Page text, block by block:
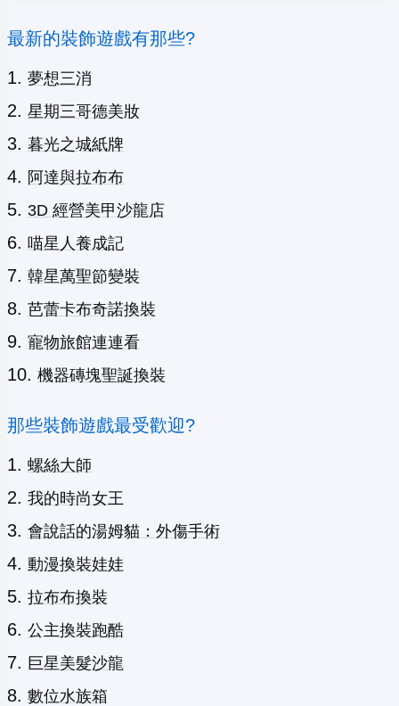
最新的裝飾遊戲有那些?
夢想三消
星期三哥德美妝
暮光之城紙牌
阿達與拉布布
3D 經營美甲沙龍店
喵星人養成記
韓星萬聖節變裝
芭蕾卡布奇諾換裝
寵物旅館連連看
機器磚塊聖誕換裝
那些裝飾遊戲最受歡迎?
螺絲大師
我的時尚女王
會說話的湯姆貓：外傷手術
動漫換裝娃娃
拉布布換裝
公主換裝跑酷
巨星美髮沙龍
數位水族箱